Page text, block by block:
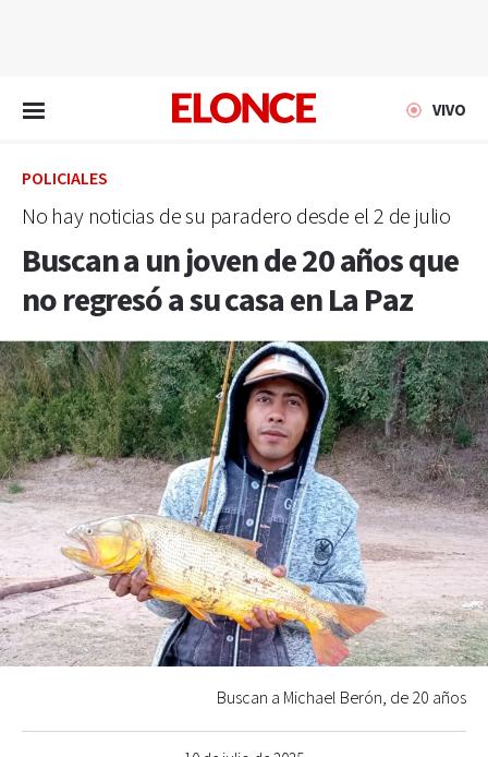
VIVO
POLICIALES
No hay noticias de su paradero desde el 2 de julio
Buscan a un joven de 20 años que
no regresó a su casa en La Paz
Buscan a Michael Berón, de 20 años